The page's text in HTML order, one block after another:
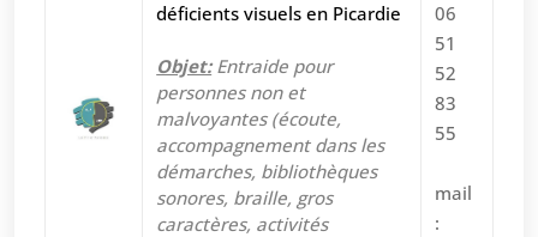
déficients visuels en Picardie
Objet: Entraide pour
personnes non et
malvoyantes (écoute,
accompagnement dans les
démarches, bibliothèques
sonores, braille, gros
caractères, activités
06
51
52
83
55
mail
: